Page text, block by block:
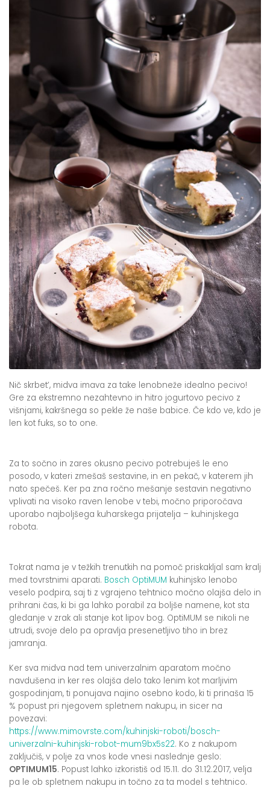
Nič skrbet’, midva imava za take lenobneže idealno pecivo!
Gre za ekstremno nezahtevno in hitro jogurtovo pecivo z
višnjami, kakršnega so pekle že naše babice. Če kdo ve, kdo je
len kot fuks, so to one.
Za to sočno in zares okusno pecivo potrebuješ le eno
posodo, v kateri zmešaš sestavine, in en pekač, v katerem jih
nato spečeš. Ker pa zna ročno mešanje sestavin negativno
vplivati na visoko raven lenobe v tebi, močno priporočava
uporabo najboljšega kuharskega prijatelja – kuhinjskega
robota.
Tokrat nama je v težkih trenutkih na pomoč priskakljal sam kralj
med tovrstnimi aparati. Bosch OptiMUM kuhinjsko lenobo
veselo podpira, saj ti z vgrajeno tehtnico močno olajša delo in
prihrani čas, ki bi ga lahko porabil za boljše namene, kot sta
gledanje v zrak ali stanje kot lipov bog. OptiMUM se nikoli ne
utrudi, svoje delo pa opravlja presenetljivo tiho in brez
jamranja.
Ker sva midva nad tem univerzalnim aparatom močno
navdušena in ker res olajša delo tako lenim kot marljivim
gospodinjam, ti ponujava najino osebno kodo, ki ti prinaša 15
% popust pri njegovem spletnem nakupu, in sicer na
povezavi:
https://www.mimovrste.com/kuhinjski-roboti/bosch-
univerzalni-kuhinjski-robot-mum9bx5s22. Ko z nakupom
zaključiš, v polje za vnos kode vnesi naslednje geslo:
OPTIMUM15. Popust lahko izkoristiš od 15.11. do 31.12.2017, velja
pa le ob spletnem nakupu in točno za ta model s tehtnico.